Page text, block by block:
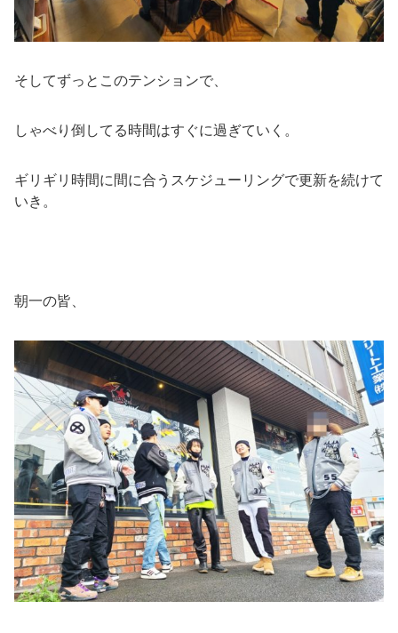
そしてずっとこのテンションで、
しゃべり倒してる時間はすぐに過ぎていく。
ギリギリ時間に間に合うスケジューリングで更新を続けて
いき。
朝一の皆、